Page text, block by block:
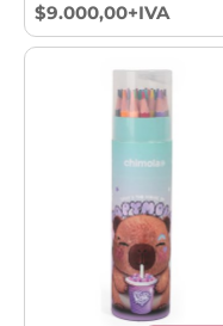
$9.000,00+IVA